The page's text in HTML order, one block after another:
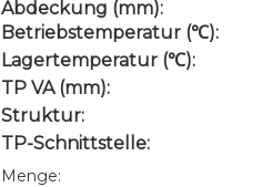
Abdeckung (mm):
Betriebstemperatur (℃):
Lagertemperatur (℃):
TP VA (mm):
Struktur:
TP-Schnittstelle:
Menge: